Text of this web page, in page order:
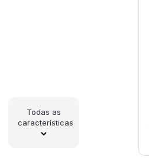
Todas as
características